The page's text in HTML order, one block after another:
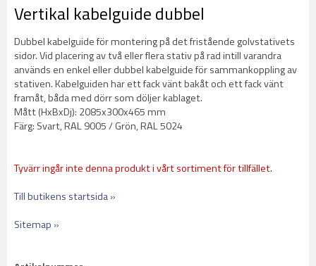
Vertikal kabelguide dubbel
Dubbel kabelguide för montering på det fristående golvstativets
sidor. Vid placering av två eller flera stativ på rad intill varandra
används en enkel eller dubbel kabelguide för sammankoppling av
stativen. Kabelguiden har ett fack vänt bakåt och ett fack vänt
framåt, båda med dörr som döljer kablaget.
Mått (HxBxDj): 2085x300x465 mm
Färg: Svart, RAL 9005 / Grön, RAL 5024
Tyvärr ingår inte denna produkt i vårt sortiment för tillfället.
Till butikens startsida »
Sitemap »